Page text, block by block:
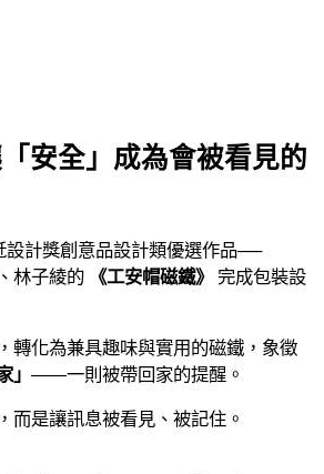
安全」成為會被看見的
設計獎創意品設計類優選作品──
林子綾的
《工安帽磁鐵》
完成包裝設
轉化為兼具趣味與實用的磁鐵，象徵
」 ——一則被帶回家的提醒。
而是讓訊息被看見、被記住。